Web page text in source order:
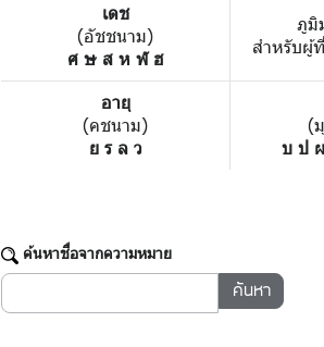
เดช
(อัชชนาม)
ศ ษ ส ห ฬ ฮ
ภูมิ
สำหรับผู้
อายุ
(คชนาม)
ย ร ล ว
(
บ ป
ค้นหาชื่อจากความหมาย